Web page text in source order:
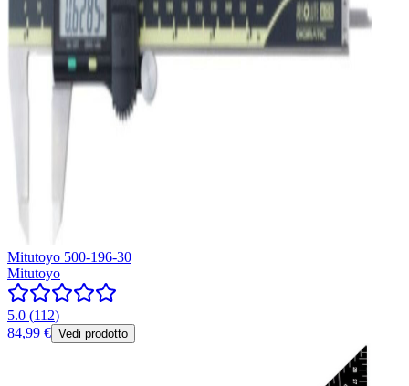
Mitutoyo 500-196-30
Mitutoyo
5.0 (112)
84,99 € Vedi prodotto